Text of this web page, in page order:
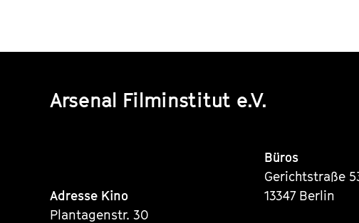
Arsenal Filminstitut e.V.
Adresse Kino
Plantagenstr. 30
Büros
Gerichtstraße
13347 Berlin